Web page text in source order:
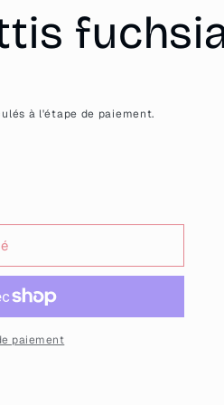
à l'étape de paiement.
paiement